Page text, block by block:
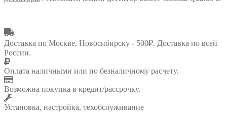
Доставка по Москве, Новосибирску - 500₽. Доставка по всей
России.
Оплата наличными или по безналичному расчету.
Возможна покупка в кредит/рассрочку.
Установка, настройка, техобслуживание